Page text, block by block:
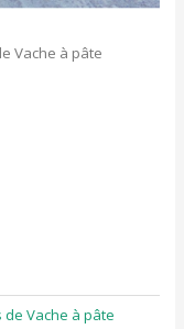
Vache à pâte
de Vache à pâte